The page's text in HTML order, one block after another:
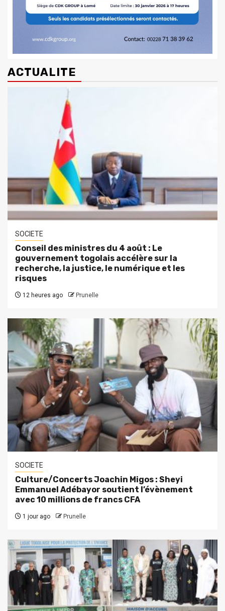
ACTUALITE
SOCIETE
Conseil des ministres du 4 août : Le
gouvernement togolais accélère sur la
recherche, la justice, le numérique et les
risques
12 heures ago Prunelle
SOCIETE
Culture/Concerts Joachin Migos : Sheyi
Emmanuel Adébayor soutient l’évènement
avec 10 millions de francs CFA
1 jour ago Prunelle